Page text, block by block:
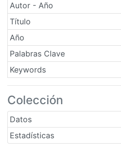
Autor - Año
Título
Año
Palabras Clave
Keywords
Colección
Datos
Estadísticas